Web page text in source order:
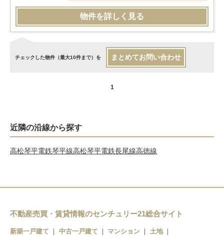
物件を詳しく見る
チェックした物件（最大10件まで）を まとめてお問い合わせ
1
近隣の沿線から探す
高松琴平電鉄琴平線高松琴平電鉄長尾線高徳線
不動産売買・賃貸情報のセンチュリー21総合サイト
新築一戸建て 中古一戸建て マンション
土地